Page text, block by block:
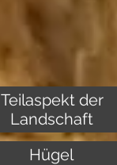
Teilaspekt der
Landschaft
Hügel